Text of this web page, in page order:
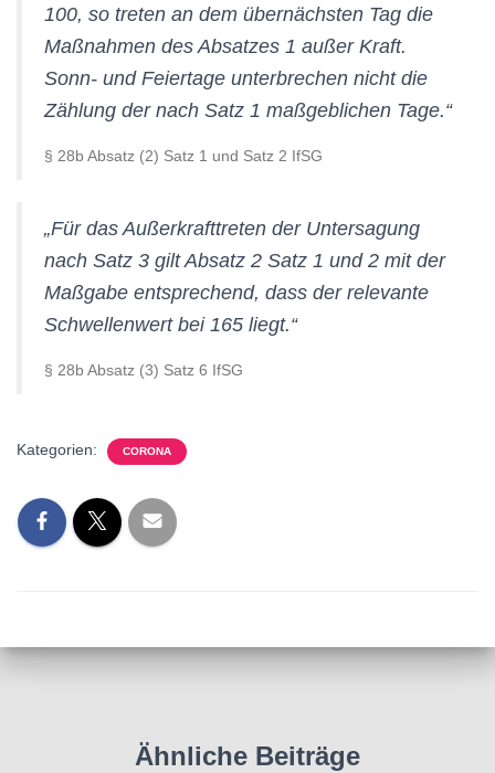
100, so treten an dem übernächsten Tag die
Maßnahmen des Absatzes 1 außer Kraft.
Sonn- und Feiertage unterbrechen nicht die
Zählung der nach Satz 1 maßgeblichen Tage.“
§ 28b Absatz (2) Satz 1 und Satz 2 IfSG
„Für das Außerkrafttreten der Untersagung
nach Satz 3 gilt Absatz 2 Satz 1 und 2 mit der
Maßgabe entsprechend, dass der relevante
Schwellenwert bei 165 liegt.“
§ 28b Absatz (3) Satz 6 IfSG
Kategorien: CORONA
Ähnliche Beiträge